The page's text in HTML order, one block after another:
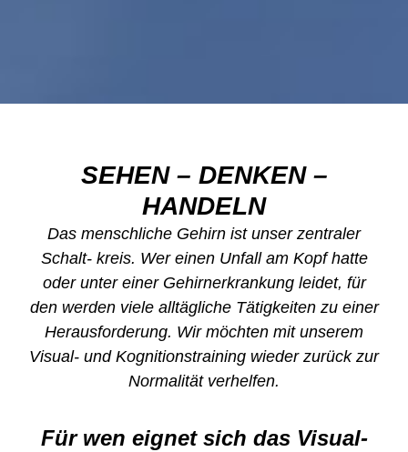
SEHEN – DENKEN –
HANDELN
Das menschliche Gehirn ist unser zentraler
Schalt- kreis. Wer einen Unfall am Kopf hatte
oder unter einer Gehirnerkrankung leidet, für
den werden viele alltägliche Tätigkeiten zu einer
Herausforderung. Wir möchten mit unserem
Visual- und Kognitionstraining wieder zurück zur
Normalität verhelfen.
Für wen eignet sich das Visual-